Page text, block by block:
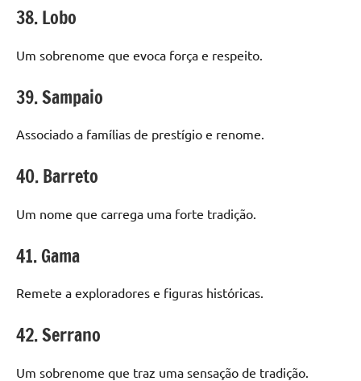
38. Lobo
Um sobrenome que evoca força e respeito.
39. Sampaio
Associado a famílias de prestígio e renome.
40. Barreto
Um nome que carrega uma forte tradição.
41. Gama
Remete a exploradores e figuras históricas.
42. Serrano
Um sobrenome que traz uma sensação de tradição.